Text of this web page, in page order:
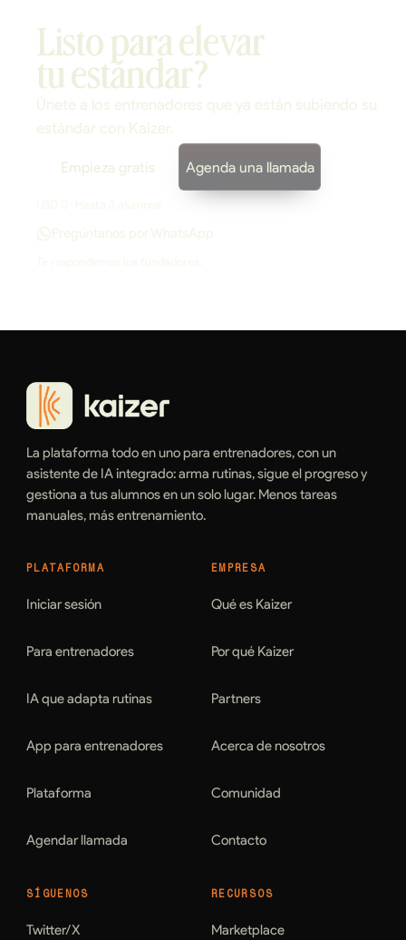
Listo para elevar
tu estándar?
Únete a los entrenadores que ya están subiendo su
estándar con Kaizer.
Empieza gratis Agenda una llamada
Pregúntanos por WhatsApp
La plataforma todo en uno para entrenadores, con un
asistente de IA integrado: arma rutinas, sigue el progreso y
gestiona a tus alumnos en un solo lugar. Menos tareas
manuales, más entrenamiento.
PLATAFORMA
Iniciar sesión
Para entrenadores
IA que adapta rutinas
App para entrenadores
Plataforma
Agendar llamada
EMPRESA
Qué es Kaizer
Por qué Kaizer
Partners
Acerca de nosotros
Comunidad
Contacto
RECURSOS
Marketplace
SÍGUENOS
Twitter/X